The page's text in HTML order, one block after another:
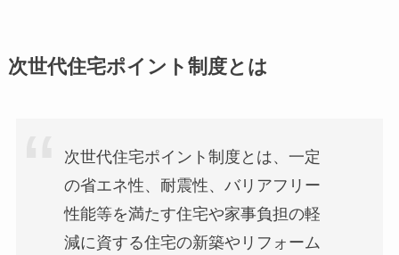
次世代住宅ポイント制度とは
次世代住宅ポイント制度とは、一定
の省エネ性、耐震性、バリアフリー
性能等を満たす住宅や家事負担の軽
減に資する住宅の新築やリフォーム